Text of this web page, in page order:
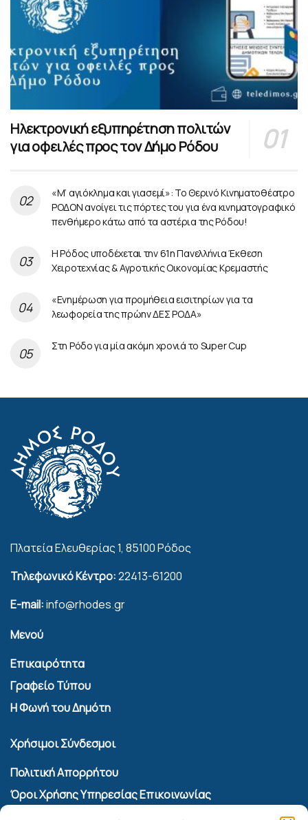
Ηλεκτρονική εξυπηρέτηση πολιτών
για οφειλές προς τον Δήμο Ρόδου
«Μ’ αγιόκλημα και γιασεμί»: Το Θερινό Κινηματοθέατρο
ΡΟΔΟΝ ανοίγει τις πόρτες του για ένα κινηματογραφικό
πενθήμερο κάτω από τα αστέρια της Ρόδου!
Η Ρόδος υποδέχεται την 61η Πανελλήνια Έκθεση
Χειροτεχνίας & Αγροτικής Οικονομίας Κρεμαστής
«Ενημέρωση για προμήθεια εισιτηρίων για τα
λεωφορεία της πρώην ΔΕΣ ΡΟΔΑ»
Στη Ρόδο για μία ακόμη χρονιά το Super Cup
Πλατεία Ελευθερίας 1, 85100 Ρόδος
Τηλεφωνικό Κέντρο:22413-61200
E-mail:info@rhodes.gr
Μενού
Επικαιρότητα
Γραφείο Τύπου
Η Φωνή του Δημότη
Χρήσιμοι Σύνδεσμοι
Πολιτική Απορρήτου
Όροι Χρήσης Υπηρεσίας Επικοινωνίας
Πολιτική Cookies (ΕΕ)